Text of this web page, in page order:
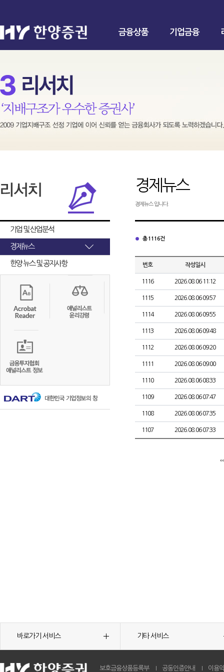
금융상품 기업금융
기업 및 산업분석
경제뉴스
한양 뉴스 및 공지사항
경제뉴스
경제뉴스 입니다.
총 1116건
번호 작성일시
1116 2026.08.06 11:12
1115 2026.08.06 09:57
1114 2026.08.06 09:55
1113 2026.08.06 09:48
1112 2026.08.06 09:20
1111 2026.08.06 09:00
1110 2026.08.06 08:33
1109 2026.08.06 07:47
1108 2026.08.06 07:35
1107 2026.08.06 07:33
바로가기 서비스 기타 서비스
보호금융상품등록부 공동인증안내 이용